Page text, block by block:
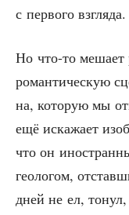
с пер­во­го взгляда.
Но что-то меша­ет
роман­ти­че­скую
на, кото­рую мы
ещё иска­жа­ет
что он
гео­ло­гом,
дней не ел,